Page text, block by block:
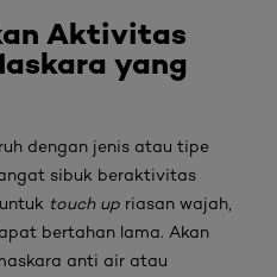
Aktivitas
yang
dengan jenis atau tipe
sibuk beraktivitas
touch up riasan wajah,
bertahan lama. Akan
anti air atau